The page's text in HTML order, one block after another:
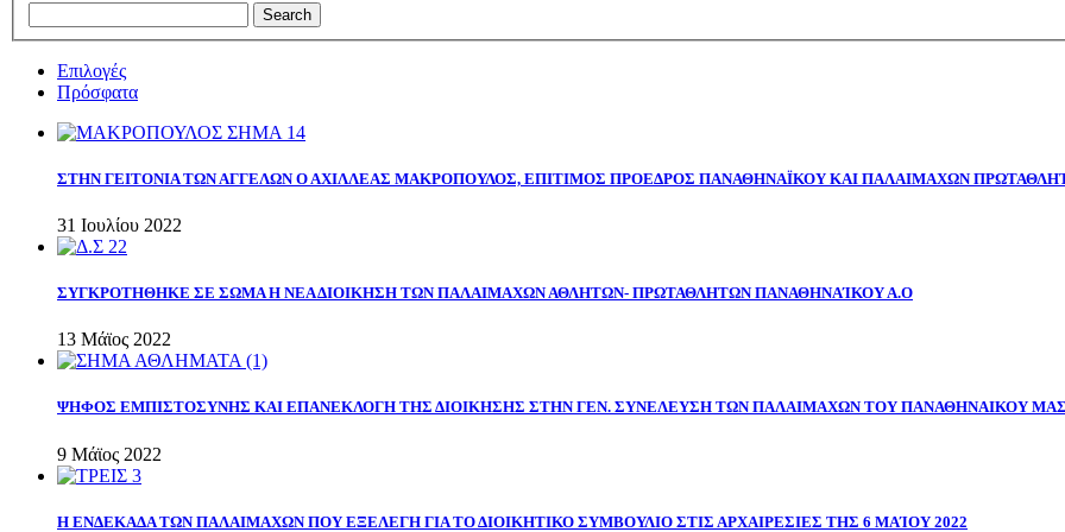
Επιλογές
Πρόσφατα
ΣΤΗΝ ΓΕΙΤΟΝΙΑ ΤΩΝ ΑΓΓΕΛΩΝ Ο ΑΧΙΛΛΕΑΣ ΜΑΚΡΟΠΟΥΛΟΣ, ΕΠΙΤΙΜΟΣ ΠΡΟΕΔΡΟΣ ΠΑΝΑΘΗΝΑΪΚΟΥ ΚΑΙ ΠΑΛΑΙΜΑΧΩΝ
31 Ιουλίου 2022
ΣΥΓΚΡΟΤΗΘΗΚΕ ΣΕ ΣΩΜΑ Η ΝΕΑ ΔΙΟΙΚΗΣΗ ΤΩΝ ΠΑΛΑΙΜΑΧΩΝ ΑΘΛΗΤΩΝ- ΠΡΩΤΑΘΛΗΤΩΝ ΠΑΝΑΘΗΝΑΊΚΟΥ Α.Ο
13 Μάϊος 2022
ΨΗΦΟΣ ΕΜΠΙΣΤΟΣΥΝΗΣ ΚΑΙ ΕΠΑΝΕΚΛΟΓΗ ΤΗΣ ΔΙΟΙΚΗΣΗΣ ΣΤΗΝ ΓΕΝ. ΣΥΝΕΛΕΥΣΗ ΤΩΝ ΠΑΛΑΙΜΑΧΩΝ ΤΟΥ ΠΑΝΑΘΗΝΑΙΚΟΥ ΜΑΣ
9 Μάϊος 2022
Η ΕΝΔΕΚΑΔΑ ΤΩΝ ΠΑΛΑΙΜΑΧΩΝ ΠΟΥ ΕΞΕΛΕΓΗ ΓΙΑ ΤΟ ΔΙΟΙΚΗΤΙΚΟ ΣΥΜΒΟΥΛΙΟ ΣΤΙΣ ΑΡΧΑΙΡΕΣΙΕΣ ΤΗΣ 6 ΜΑΊΟΥ 2022